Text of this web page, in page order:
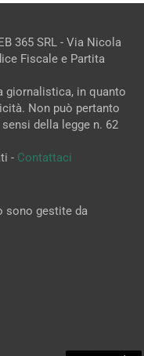
365 SRL - Via Nicola
Fiscale e Partita
giornalistica, in quanto
Non può pertanto
della legge n. 62
- Contattaci
sono gestite da